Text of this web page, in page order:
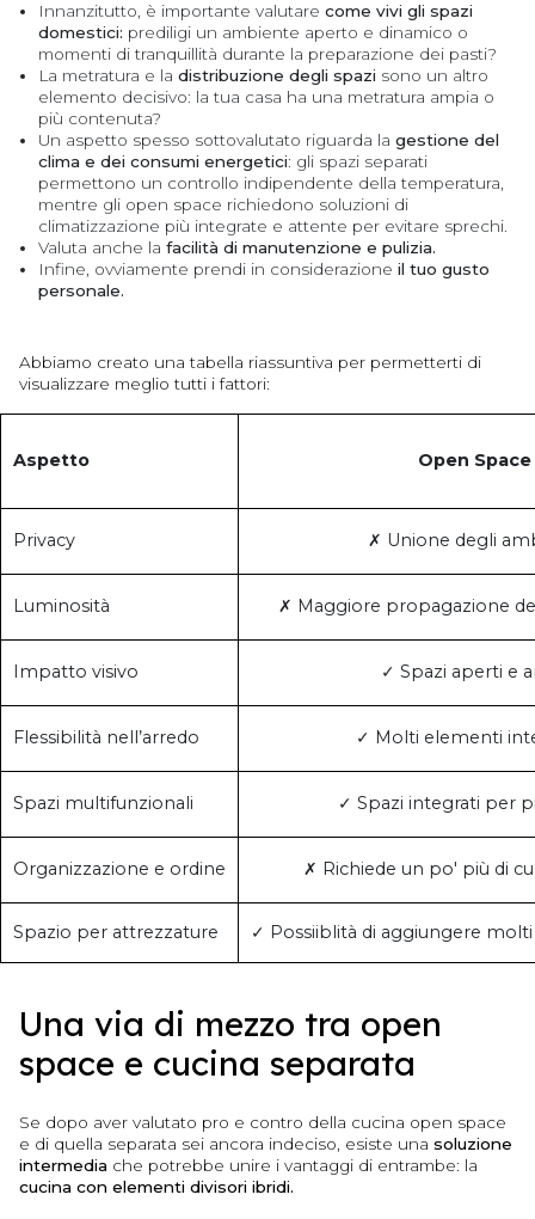
Innanzitutto, è importante valutare come vivi gli spazi
domestici: prediligi un ambiente aperto e dinamico o
momenti di tranquillità durante la preparazione dei pasti?
La metratura e la distribuzione degli spazi sono un altro
elemento decisivo: la tua casa ha una metratura ampia o
più contenuta?
Un aspetto spesso sottovalutato riguarda la gestione del
clima e dei consumi energetici: gli spazi separati
permettono un controllo indipendente della temperatura,
mentre gli open space richiedono soluzioni di
climatizzazione più integrate e attente per evitare sprechi.
Valuta anche la facilità di manutenzione e pulizia.
Infine, ovviamente prendi in considerazione il tuo gusto
personale.
Abbiamo creato una tabella riassuntiva per permetterti di
visualizzare meglio tutti i fattori:
Aspetto Open Space
Privacy ✗ Unione degli
Luminosità ✗ Maggiore propagazione
Impatto visivo ✓ Spazi aperti e
Flessibilità nell’arredo ✓ Molti elementi
Spazi multifunzionali ✓ Spazi integrati per
Organizzazione e ordine ✗ Richiede un po' più di
Spazio per attrezzature ✓ Possiiblità di aggiungere
Una via di mezzo tra open
space e cucina separata
Se dopo aver valutato pro e contro della cucina open space
e di quella separata sei ancora indeciso, esiste una soluzione
intermedia che potrebbe unire i vantaggi di entrambe: la
cucina con elementi divisori ibridi.